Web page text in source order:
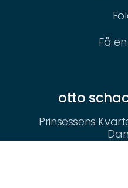
Få
otto
Prinsessens